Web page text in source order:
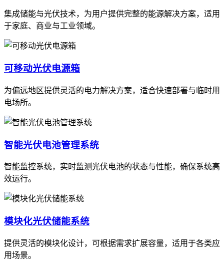
集成储能与光伏技术，为用户提供完整的能源解决方案，适用
于家庭、商业与工业领域。
可移动光伏电源箱
为偏远地区提供灵活的电力解决方案，适合快速部署与临时用
电场所。
智能光伏电池管理系统
智能监控系统，实时监测光伏电池的状态与性能，确保系统高
效运行。
模块化光伏储能系统
提供灵活的模块化设计，可根据需求扩展容量，适用于各类应
用场景。